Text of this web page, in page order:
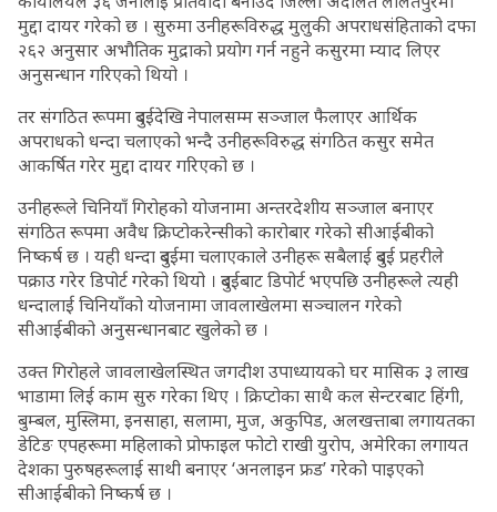
मुद्दा दायर गरेको छ । सुरुमा उनीहरूविरुद्ध मुलुकी अपराधसंहिताको दफा
२६२ अनुसार अभौतिक मुद्राको प्रयोग गर्न नहुने कसुरमा म्याद लिएर
अनुसन्धान गरिएको थियो ।
तर संगठित रूपमा दुबईदेखि नेपालसम्म सञ्जाल फैलाएर आर्थिक
अपराधको धन्दा चलाएको भन्दै उनीहरूविरुद्ध संगठित कसुर समेत
आकर्षित गरेर मुद्दा दायर गरिएको छ ।
उनीहरूले चिनियाँ गिरोहको योजनामा अन्तरदेशीय सञ्जाल बनाएर
संगठित रूपमा अवैध क्रिप्टोकरेन्सीको कारोबार गरेको सीआईबीको
निष्कर्ष छ । यही धन्दा दुबईमा चलाएकाले उनीहरू सबैलाई दुबई प्रहरीले
पक्राउ गरेर डिपोर्ट गरेको थियो । दुबईबाट डिपोर्ट भएपछि उनीहरूले त्यही
धन्दालाई चिनियाँको योजनामा जावलाखेलमा सञ्चालन गरेको
सीआईबीको अनुसन्धानबाट खुलेको छ ।
उक्त गिरोहले जावलाखेलस्थित जगदीश उपाध्यायको घर मासिक ३ लाख
भाडामा लिई काम सुरु गरेका थिए । क्रिप्टोका साथै कल सेन्टरबाट हिंगी,
बुम्बल, मुस्लिमा, इनसाहा, सलामा, मुज, अकुपिड, अलखत्ताबा लगायतका
डेटिङ एपहरूमा महिलाको प्रोफाइल फोटो राखी युरोप, अमेरिका लगायत
देशका पुरुषहरूलाई साथी बनाएर ‘अनलाइन फ्रड’ गरेको पाइएको
सीआईबीको निष्कर्ष छ ।